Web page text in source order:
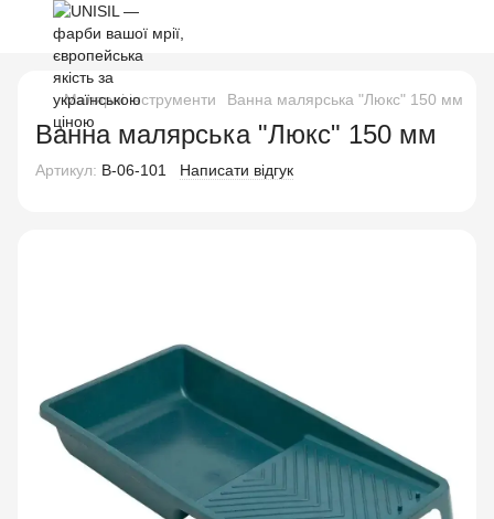
Малярні інструменти Ванна малярська "Люкс" 150 мм
Ванна малярська "Люкс" 150 мм
Артикул: В-06-101 Написати відгук